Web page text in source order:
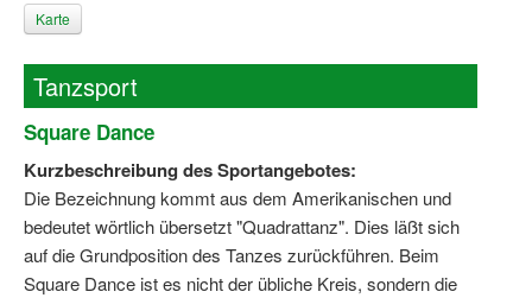
Sportjugend
Wir über uns "Leitbild"
Vorstand Sportjugend
Vereinsentwicklung – Zeig dein Profil
Ferienfreizeiten
Sporthelferforum
Karte
Tanzsport
Square Dance
Kurzbeschreibung des Sportangebotes:
Die Bezeichnung kommt aus dem Amerikanischen und
bedeutet wörtlich übersetzt "Quadrattanz". Dies läßt sich
auf die Grundposition des Tanzes zurückführen. Beim
Square Dance ist es nicht der übliche Kreis, sondern die